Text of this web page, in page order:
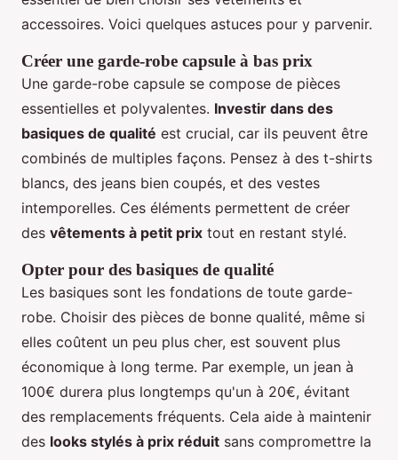
accessoires. Voici quelques astuces pour y parvenir.
Créer une garde-robe capsule à bas prix
Une garde-robe capsule se compose de pièces
essentielles et polyvalentes. Investir dans des
basiques de qualité est crucial, car ils peuvent être
combinés de multiples façons. Pensez à des t-shirts
blancs, des jeans bien coupés, et des vestes
intemporelles. Ces éléments permettent de créer
des vêtements à petit prix tout en restant stylé.
Opter pour des basiques de qualité
Les basiques sont les fondations de toute garde-
robe. Choisir des pièces de bonne qualité, même si
elles coûtent un peu plus cher, est souvent plus
économique à long terme. Par exemple, un jean à
100€ durera plus longtemps qu'un à 20€, évitant
des remplacements fréquents. Cela aide à maintenir
des looks stylés à prix réduit sans compromettre la